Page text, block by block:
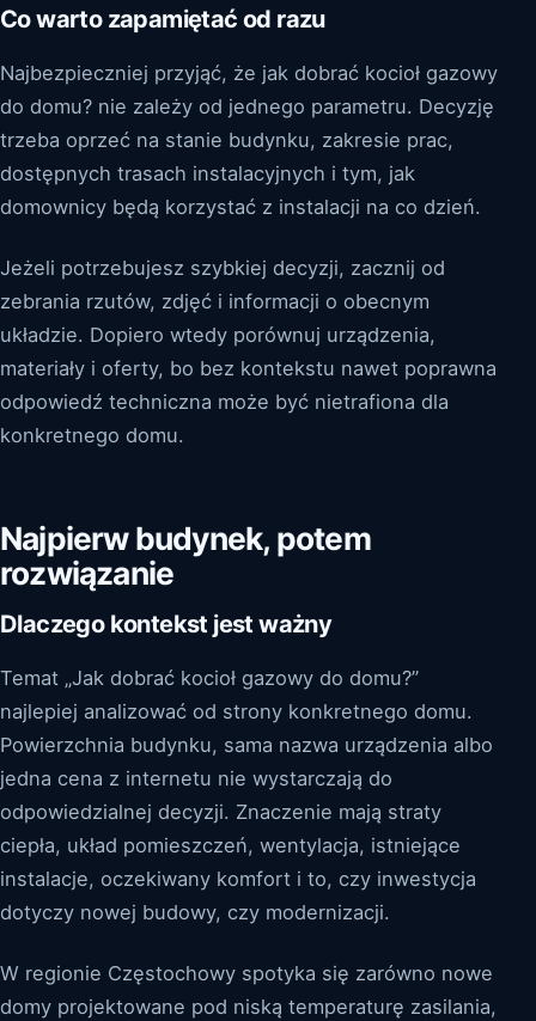
Co warto zapamiętać od razu
Najbezpieczniej przyjąć, że jak dobrać kocioł gazowy
do domu? nie zależy od jednego parametru. Decyzję
trzeba oprzeć na stanie budynku, zakresie prac,
dostępnych trasach instalacyjnych i tym, jak
domownicy będą korzystać z instalacji na co dzień.
Jeżeli potrzebujesz szybkiej decyzji, zacznij od
zebrania rzutów, zdjęć i informacji o obecnym
układzie. Dopiero wtedy porównuj urządzenia,
materiały i oferty, bo bez kontekstu nawet poprawna
odpowiedź techniczna może być nietrafiona dla
konkretnego domu.
Najpierw budynek, potem
rozwiązanie
Dlaczego kontekst jest ważny
Temat „Jak dobrać kocioł gazowy do domu?”
najlepiej analizować od strony konkretnego domu.
Powierzchnia budynku, sama nazwa urządzenia albo
jedna cena z internetu nie wystarczają do
odpowiedzialnej decyzji. Znaczenie mają straty
ciepła, układ pomieszczeń, wentylacja, istniejące
instalacje, oczekiwany komfort i to, czy inwestycja
dotyczy nowej budowy, czy modernizacji.
W regionie Częstochowy spotyka się zarówno nowe
domy projektowane pod niską temperaturę zasilania,